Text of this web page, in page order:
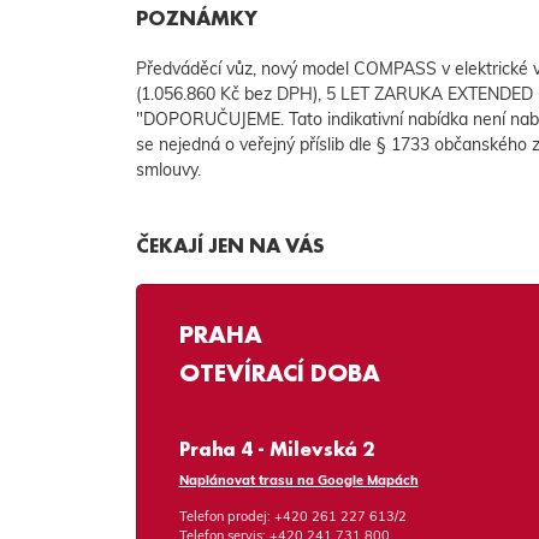
POZNÁMKY
Předváděcí vůz, nový model COMPASS v
(1.056.860 Kč bez DPH), 5 LET ZARUKA
"DOPORUČUJEME. Tato indikativní nabídka není
se nejedná o veřejný příslib dle § 1733
smlouvy.
ČEKAJÍ JEN NA VÁS
PRAHA
OTEVÍRACÍ DOBA
Praha 4 - Milevská 2
Naplánovat trasu na Google Mapách
Telefon prodej: +420 261 227 613/2